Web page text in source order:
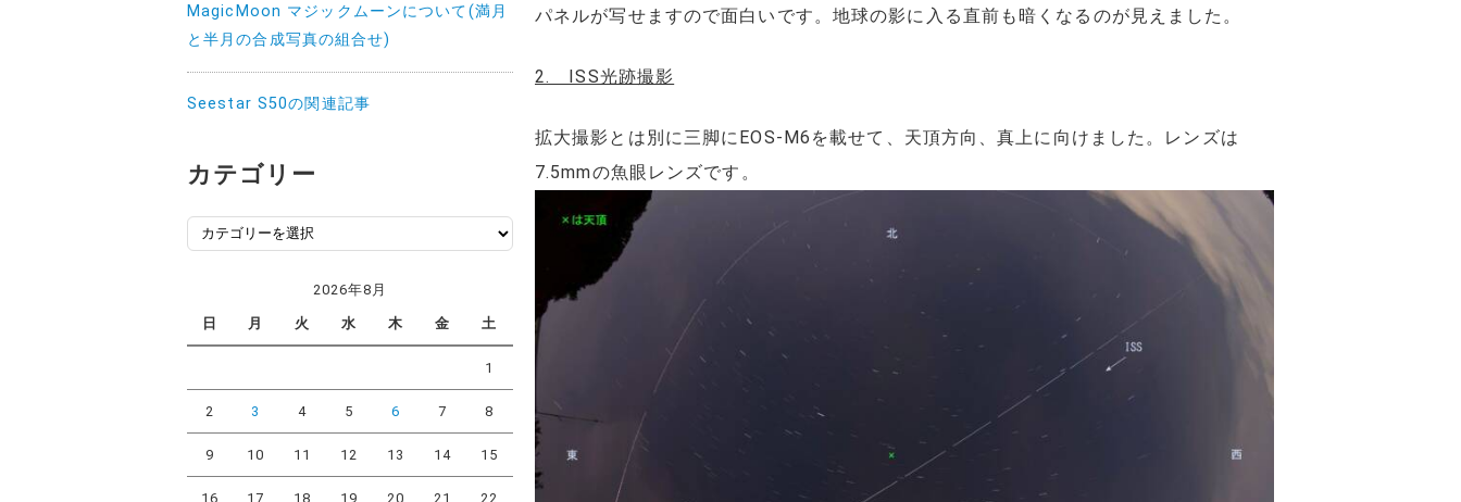
パネルが写せますので面白いです。地球の影に入る直前も暗くなるのが見えました。
2. ISS光跡撮影
拡大撮影とは別に三脚にEOS-M6を載せて、天頂方向、真上に向けました。レンズは
7.5mmの魚眼レンズです。
MagicMoon マジックムーンについて(満月
と半月の合成写真の組合せ)
Seestar S50の関連記事
カテゴリー
カ
テ
ー
2026年8月
日 月 火 水 木 金 土
1
2 3 4 5 6 7 8
9 10 11 12 13 14 15
16 17 18 19 20 21 22